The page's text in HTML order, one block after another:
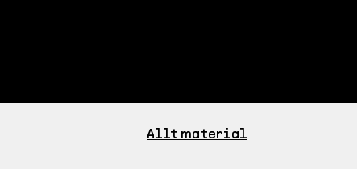
Allt material